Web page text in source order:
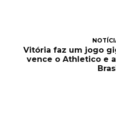
Vitória faz um jogo
vence o Athletico e